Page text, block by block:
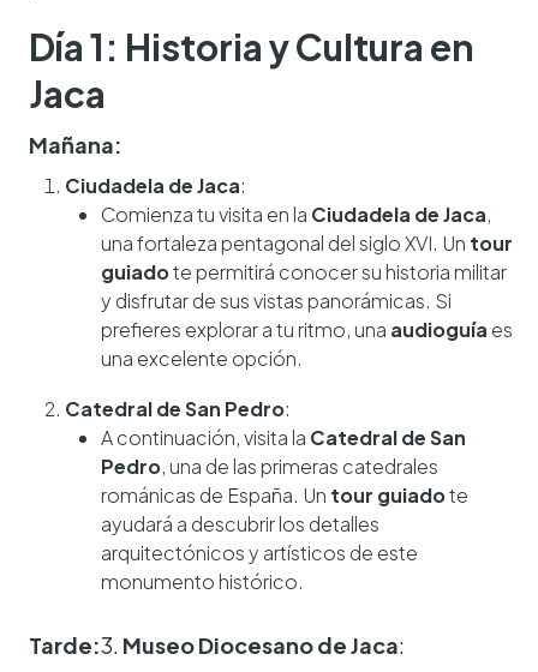
Día 1: Historia y Cultura en
Jaca
Mañana:
Ciudadela de Jaca:
Comienza tu visita en la Ciudadela de Jaca,
una fortaleza pentagonal del siglo XVI. Un tour
guiadote permitirá conocer su historia militar
y disfrutar de sus vistas panorámicas. Si
prefieres explorar a tu ritmo, una audioguía es
una excelente opción.
Catedral de San Pedro:
A continuación, visita la Catedral de San
Pedro, una de las primeras catedrales
románicas de España. Un tour guiadote
ayudará a descubrir los detalles
arquitectónicos y artísticos de este
monumento histórico.
Tarde:3. Museo Diocesano de Jaca: